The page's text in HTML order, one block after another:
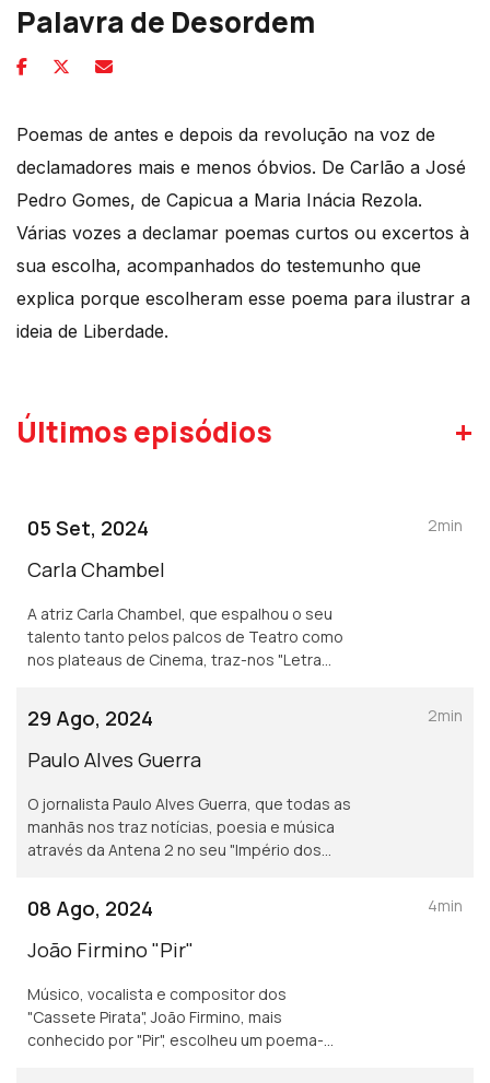
Palavra de Desordem
Poemas de antes e depois da revolução na voz de
declamadores mais e menos óbvios. De Carlão a José
Pedro Gomes, de Capicua a Maria Inácia Rezola.
Várias vozes a declamar poemas curtos ou excertos à
sua escolha, acompanhados do testemunho que
explica porque escolheram esse poema para ilustrar a
ideia de Liberdade.
Últimos episódios +
05 Set, 2024
Carla Chambel
A atriz Carla Chambel, que espalhou o seu
talento tanto pelos palcos de Teatro como
nos plateaus de Cinema, traz-nos "Letra
2min
29 Ago, 2024
Paulo Alves Guerra
O jornalista Paulo Alves Guerra, que todas as
manhãs nos traz notícias, poesia e música
através da Antena 2 no seu "Império dos
desordem".
2min
08 Ago, 2024
João Firmino "Pir"
Músico, vocalista e compositor dos
"Cassete Pirata", João Firmino, mais
conhecido por "Pir", escolheu um poema-
4min